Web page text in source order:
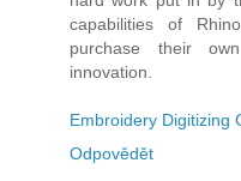
capabilities of
purchase their
innovation.
Embroidery Digitizing
Odpovědět